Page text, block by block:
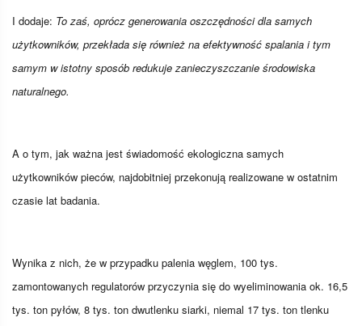
I dodaje: To zaś, oprócz generowania oszczędności dla samych
użytkowników, przekłada się również na efektywność spalania i tym
samym w istotny sposób redukuje zanieczyszczanie środowiska
naturalnego.
A o tym, jak ważna jest świadomość ekologiczna samych
użytkowników pieców, najdobitniej przekonują realizowane w ostatnim
czasie lat badania.
Wynika z nich, że w przypadku palenia węglem, 100 tys.
zamontowanych regulatorów przyczynia się do wyeliminowania ok. 16,5
tys. ton pyłów, 8 tys. ton dwutlenku siarki, niemal 17 tys. ton tlenku